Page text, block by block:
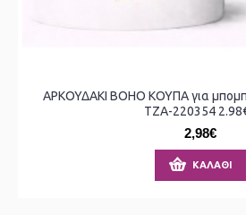
ΑΡΚΟΥΔΑΚΙ BOHO ΚΟΥΠΑ για
ΤΖΑ-220354
2,98€
ΚΑΛΆΘΙ